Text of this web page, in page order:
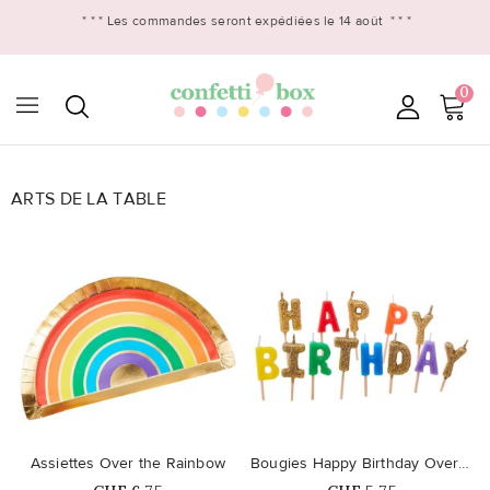
* * * Les commandes seront expédiées le 14 août * * *
0

ARTS DE LA TABLE
favorite_border
Assiettes Over the Rainbow
favorite_border
Bougies Happy Birthday Over the...